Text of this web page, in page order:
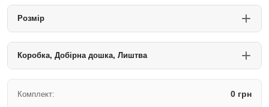
Розмір
Коробка, Добірна дошка, Лиштва
Комплект: 0 грн